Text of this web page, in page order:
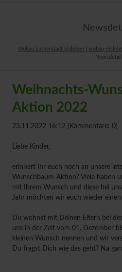
Wobau Lutherstadt Eisleben | wobau-
Weihnachts-
Aktion 2022
23.11.2022 16:12 (Kommentare: 0)
Liebe Kinder,
erinnert Ihr euch noch an unsere
Wunschbaum-Aktion? Viele haben
mit Ihrem Wunsch und diese bei
Jahr möchten wir euch wieder
Du wohnst mit Deinen Eltern bei
uns in der Zeit vom 01. Dezember
kleinen Wunsch nennen und wir
Du fragst Dich wie das geht? Na